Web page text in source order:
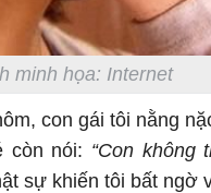
minh họa: Internet
con gái tôi nằng
còn nói: “Con không
sự khiến tôi bất ngờ